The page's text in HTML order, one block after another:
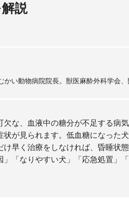
説
かい動物病院院長。獣医麻酔外科学会、
な、血液中の糖分が不足する病
が見られます。低血糖になった
早く治療をしなければ、昏睡状
「なりやすい犬」「応急処置」